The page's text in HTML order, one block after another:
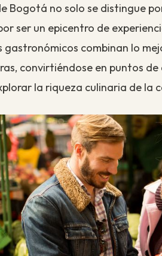
Bogotá no solo se distingue
ser un epicentro de
gastronómicos combinan lo
convirtiéndose en puntos
la riqueza culinaria de la